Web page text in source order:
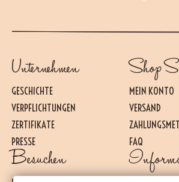
Unternehmen
GESCHICHTE
VERPFLICHTUNGEN
ZERTIFIKATE
PRESSE
Shop
MEIN KONTO
VERSAND
FAQ
Besuchen
Essential
DIESE COOKIES SIND FÜR DAS REIBUNGSLOSE
ERFORDERLICH. SIE KÖNNEN NICHT DEAKTIVIERT